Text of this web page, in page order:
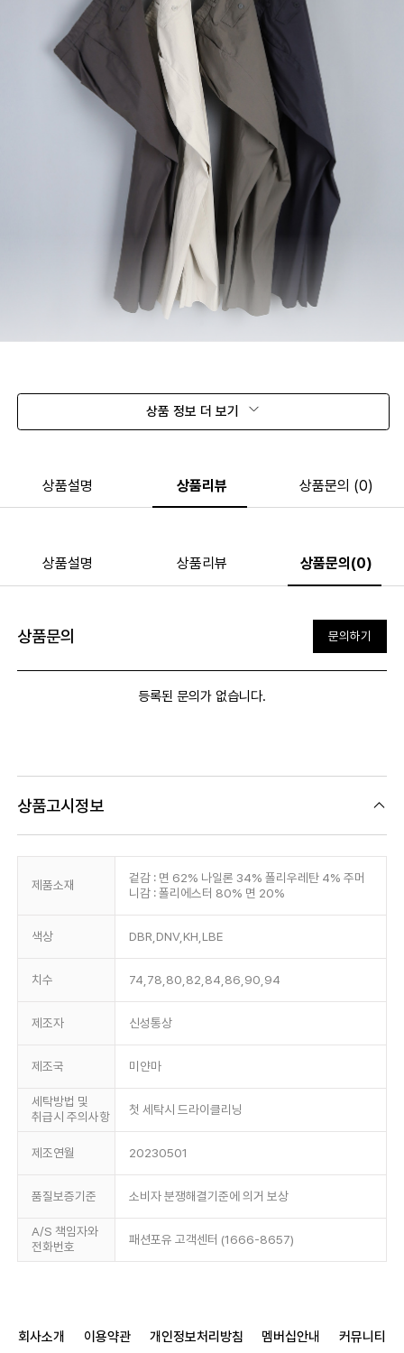
상품 정보 더 보기
상품설명 상품리뷰 상품문의 (0)
상품설명 상품리뷰 상품문의(0)
상품문의 문의하기
등록된 문의가 없습니다.
상품고시정보
제품소재
겉감 : 면 62% 나일론 34% 폴리우레탄 4% 주머
니감 : 폴리에스터 80% 면 20%
색상 DBR,DNV,KH,LBE
치수 74,78,80,82,84,86,90,94
제조자 신성통상
제조국 미얀마
세탁방법 및
취급시 주의사항
첫 세탁시 드라이클리닝
제조연월 20230501
품질보증기준 소비자 분쟁해결기준에 의거 보상
A/S 책임자와
전화번호
패션포유 고객센터 (1666-8657)
회사소개 이용약관 개인정보처리방침 멤버십안내 커뮤니티